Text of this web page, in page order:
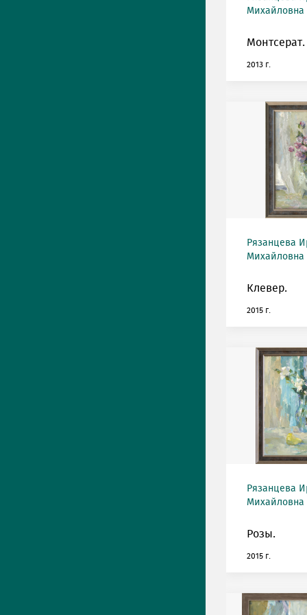
Михайловна
Монтсерат.
2013 г.
Рязанцева
Михайловна
Клевер.
2015 г.
Рязанцева
Михайловна
Розы.
2015 г.